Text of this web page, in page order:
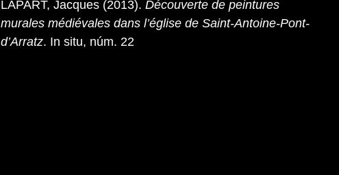
LAPART, Jacques (2013). Découverte de peintures
murales médiévales dans l’église de Saint-Antoine-Pont-
d’Arratz. In situ, núm. 22